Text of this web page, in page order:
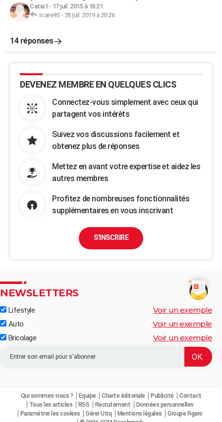
Catia1 - 17 juil. 2015 à 18:21
Icare95- 28 juil. 2019 à 20:26
14 réponses
DEVENEZ MEMBRE EN QUELQUES CLICS
Connectez-vous simplement avec ceux qui
partagent vos intérêts
Suivez vos discussions facilement et
obtenez plus de réponses
Mettez en avant votre expertise et aidez les
autres membres
Profitez de nombreuses fonctionnalités
supplémentaires en vous inscrivant
S'INSCRIRE
NEWSLETTERS
Lifestyle Voir un exemple
Auto Voir un exemple
Bricolage Voir un exemple
Qui sommes-nous ? Equipe Charte éditoriale Publicité
Contact
Tous les articles
RSS Recrutement
Données personnelles
Paramétrer les cookies
Gérer Utiq Mentions légales
Groupe Figaro